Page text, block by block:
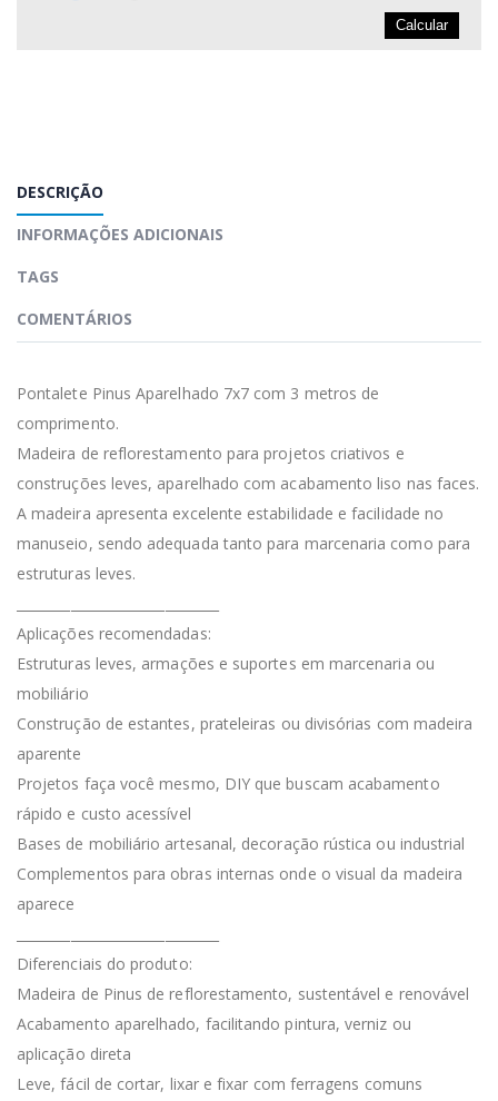
Calcular
DESCRIÇÃO
INFORMAÇÕES ADICIONAIS
TAGS
COMENTÁRIOS
Pontalete Pinus Aparelhado 7x7 com 3 metros de
comprimento.
Madeira de reflorestamento para projetos criativos e
construções leves, aparelhado com acabamento liso nas faces.
A madeira apresenta excelente estabilidade e facilidade no
manuseio, sendo adequada tanto para marcenaria como para
estruturas leves.
Aplicações recomendadas:
Estruturas leves, armações e suportes em marcenaria ou
mobiliário
Construção de estantes, prateleiras ou divisórias com madeira
aparente
Projetos faça você mesmo, DIY que buscam acabamento
rápido e custo acessível
Bases de mobiliário artesanal, decoração rústica ou industrial
Complementos para obras internas onde o visual da madeira
aparece
Diferenciais do produto:
Madeira de Pinus de reflorestamento, sustentável e renovável
Acabamento aparelhado, facilitando pintura, verniz ou
aplicação direta
Leve, fácil de cortar, lixar e fixar com ferragens comuns